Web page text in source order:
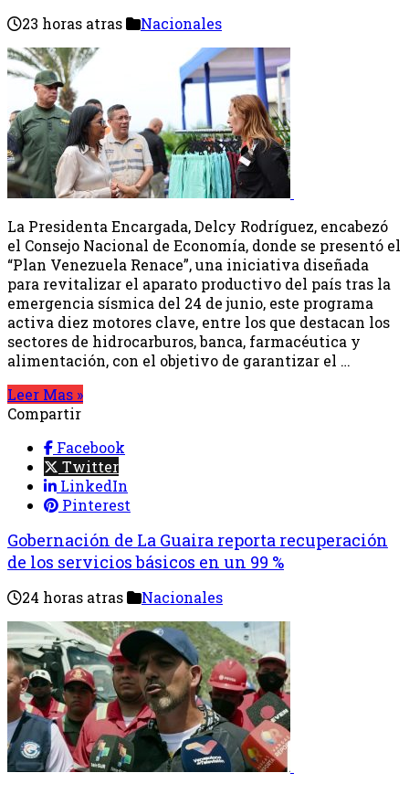
23 horas atras Nacionales
La Presidenta Encargada, Delcy Rodríguez, encabezó
el Consejo Nacional de Economía, donde se presentó el
“Plan Venezuela Renace”, una iniciativa diseñada
para revitalizar el aparato productivo del país tras la
emergencia sísmica del 24 de junio, este programa
activa diez motores clave, entre los que destacan los
sectores de hidrocarburos, banca, farmacéutica y
alimentación, con el objetivo de garantizar el …
Leer Mas »
Compartir
Facebook
Twitter
LinkedIn
Pinterest
Gobernación de La Guaira reporta recuperación
de los servicios básicos en un 99 %
24 horas atras Nacionales